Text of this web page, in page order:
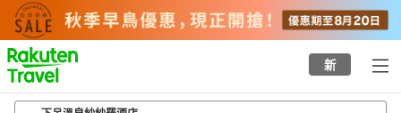
to
top
page
新